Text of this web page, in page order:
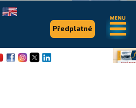
Předplatné
.